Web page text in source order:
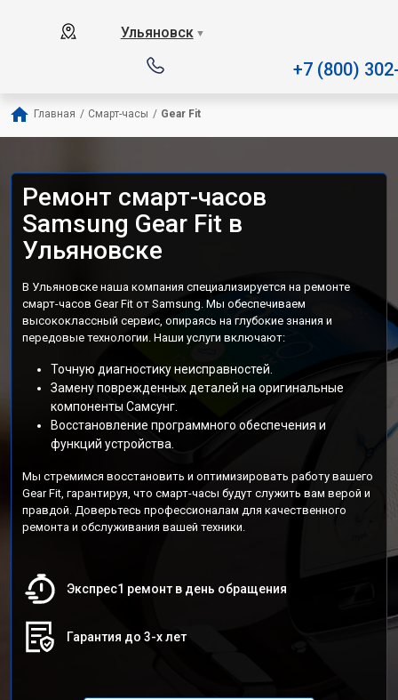
Ульяновск ▼
+7 (800)
Главная / Смарт-часы / Gear Fit
Ремонт смарт-часов
Samsung Gear Fit в
Ульяновске
В Ульяновске наша компания специализируется на ремонте
смарт-часов Gear Fit от Samsung. Мы обеспечиваем
высококлассный сервис, опираясь на глубокие знания и
передовые технологии. Наши услуги включают:
Точную диагностику неисправностей.
Замену поврежденных деталей на оригинальные
компоненты Самсунг.
Восстановление программного обеспечения и
функций устройства.
Мы стремимся восстановить и оптимизировать работу вашего
Gear Fit, гарантируя, что смарт-часы будут служить вам верой и
правдой. Доверьтесь профессионалам для качественного
ремонта и обслуживания вашей техники.
Экспрес1 ремонт в день обращения
Гарантия до 3-х лет